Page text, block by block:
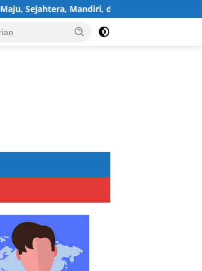
dan Religius Bangun Sukawijaya Lebih